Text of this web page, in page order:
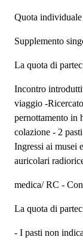
Quota
Supplemento
La quota di
Incontro
viaggio -
pernottamento in
colazione - 2
Ingressi ai musei
auricolari
medica/ RC -
La quota di
- I pasti non